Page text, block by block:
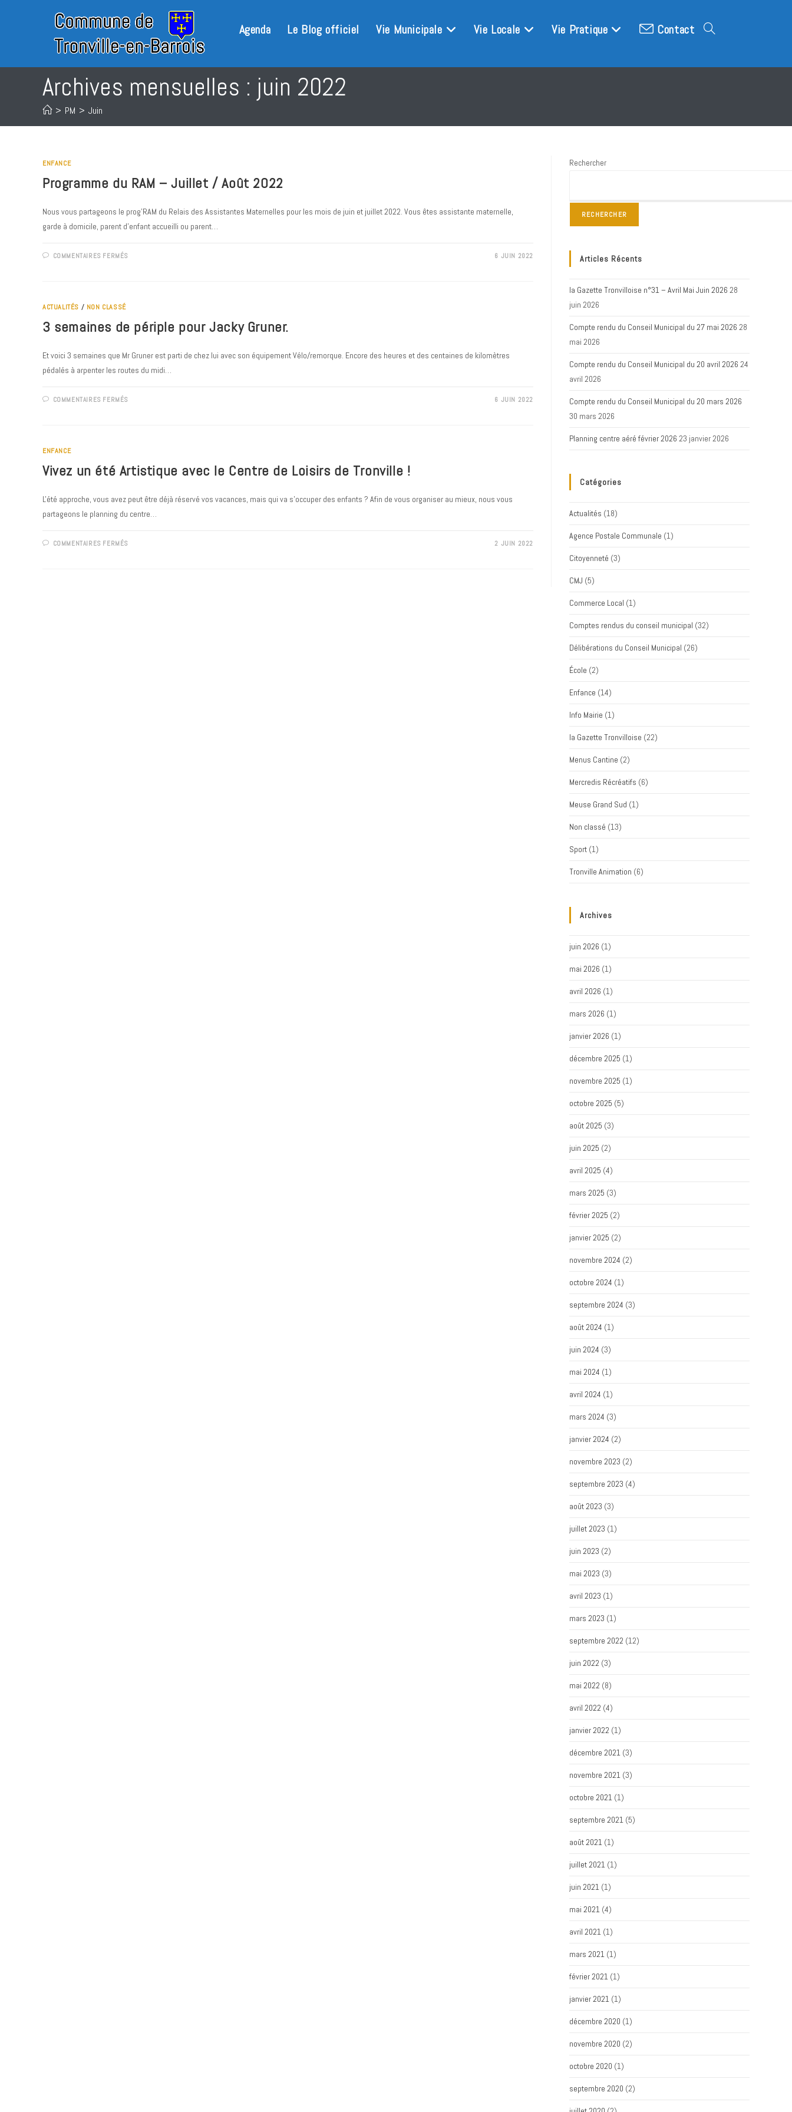
Agenda Le Blog officiel Vie Municipale Vie Locale Vie Pratique Contact Toggle
search
Archives mensuelles : juin 2022
> PM > Juin
ENFANCE
Programme du RAM – Juillet / Août 2022
Nous vous partageons le prog'RAM du Relais des Assistantes Maternelles pour les mois de juin et juillet 2022. Vous êtes assistante maternelle,
garde à domicile, parent d'enfant accueilli ou parent…
COMMENTAIRES FERMÉS 6 JUIN 2022
ACTUALITÉS / NON CLASSÉ
3 semaines de périple pour Jacky Gruner.
Et voici 3 semaines que Mr Gruner est parti de chez lui avec son équipement Vélo/remorque. Encore des heures et des centaines de kilomètres
pédalés à arpenter les routes du midi…
COMMENTAIRES FERMÉS 6 JUIN 2022
ENFANCE
Vivez un été Artistique avec le Centre de Loisirs de Tronville !
L'été approche, vous avez peut être déjà réservé vos vacances, mais qui va s'occuper des enfants ? Afin de vous organiser au mieux, nous vous
partageons le planning du centre…
COMMENTAIRES FERMÉS 2 JUIN 2022
Rechercher
RECHERCHER
Articles Récents
la Gazette Tronvilloise n°31 – Avril Mai Juin 2026 28
juin 2026
Compte rendu du Conseil Municipal du 27 mai 2026 28
mai 2026
Compte rendu du Conseil Municipal du 20 avril 2026 24
avril 2026
Compte rendu du Conseil Municipal du 20 mars 2026
30 mars 2026
Planning centre aéré février 2026 23 janvier 2026
Catégories
Actualités (18)
Agence Postale Communale (1)
Citoyenneté (3)
CMJ (5)
Commerce Local (1)
Comptes rendus du conseil municipal (32)
Délibérations du Conseil Municipal (26)
École (2)
Enfance (14)
Info Mairie (1)
la Gazette Tronvilloise (22)
Menus Cantine (2)
Mercredis Récréatifs (6)
Meuse Grand Sud (1)
Non classé (13)
Sport (1)
Tronville Animation (6)
Archives
juin 2026 (1)
mai 2026 (1)
avril 2026 (1)
mars 2026 (1)
janvier 2026 (1)
décembre 2025 (1)
novembre 2025 (1)
octobre 2025 (5)
août 2025 (3)
juin 2025 (2)
avril 2025 (4)
mars 2025 (3)
février 2025 (2)
janvier 2025 (2)
novembre 2024 (2)
octobre 2024 (1)
septembre 2024 (3)
août 2024 (1)
juin 2024 (3)
mai 2024 (1)
avril 2024 (1)
mars 2024 (3)
janvier 2024 (2)
novembre 2023 (2)
septembre 2023 (4)
août 2023 (3)
juillet 2023 (1)
juin 2023 (2)
mai 2023 (3)
avril 2023 (1)
mars 2023 (1)
septembre 2022 (12)
juin 2022 (3)
mai 2022 (8)
avril 2022 (4)
janvier 2022 (1)
décembre 2021 (3)
novembre 2021 (3)
octobre 2021 (1)
septembre 2021 (5)
août 2021 (1)
juillet 2021 (1)
juin 2021 (1)
mai 2021 (4)
avril 2021 (1)
mars 2021 (1)
février 2021 (1)
janvier 2021 (1)
décembre 2020 (1)
novembre 2020 (2)
octobre 2020 (1)
septembre 2020 (2)